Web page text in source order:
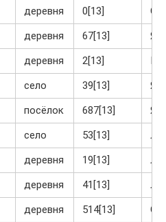
деревня 0[13]
деревня 67[13]
деревня 2[13]
село 39[13]
посёлок 687[13]
село 53[13]
деревня 19[13]
деревня 41[13]
деревня 514[13]